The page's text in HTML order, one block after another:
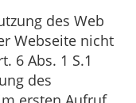
des Web
Webseite nicht
6 Abs. 1 S.1
des